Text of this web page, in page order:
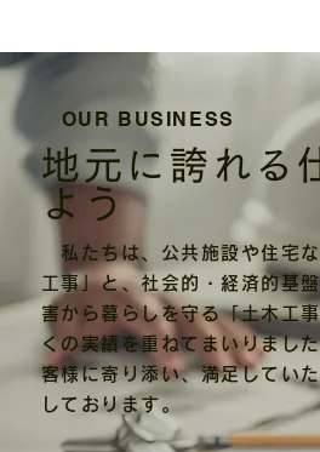
OUR BUSINESS
地元に誇れる
よう
私たちは、公共施設や住宅
工事」と、社会的・経済的基
害から暮らしを守る「土木工
くの実績を重ねてまいりまし
客様に寄り添い、満足してい
しております。